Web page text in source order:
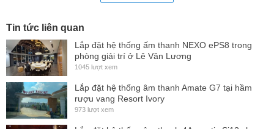
kiện bên trong khỏi những tác động tư bên ngoài, đồng thời
tăng tính thẩmmỹ
Mặtsaucủa loa gồm những cổng kết nối và một số chi tiết
kỹ thuật khác được bố trí khoa học và thuận tiện cho việc
đấu nối loa.
Đánh giá chất lượng loa Sub PCS 318NB
Được trang bị "hàng khủng" với 3 củ loa bass 50 cm sử
Tin tức liên quan
Lắp đặt hệ thống ấm thanh NEXO ePS8 trong
phòng giải trí ở Lê Văn Lương
1045 lượt xem
Lắp đặt hệ thống âm thanh Amate G7 tại hầm
rượu vang Resort Ivory
973 lượt xem